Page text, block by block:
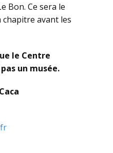
Bon. Ce sera le
avant les
le Centre
un musée.